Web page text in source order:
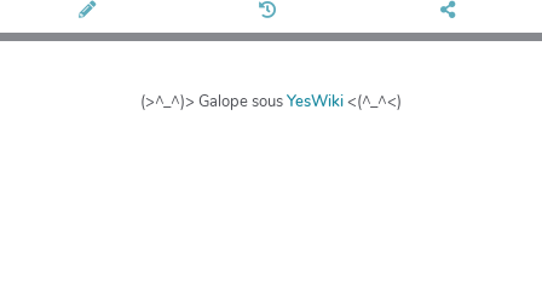
(>^_^)> Galope sousYesWiki<(^_^<)